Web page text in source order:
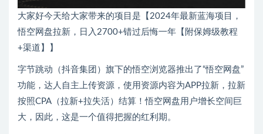
大家好今天给大家带来的项目是【2024年最新蓝海项目，
悟空网盘拉新，日入2700+错过后悔一年【附保姆级教程
+渠道】】
字节跳动（抖音集团）旗下的悟空浏览器推出了“悟空网盘”
功能，达人自主上传资源，使用资源内容为APP拉新，拉新
按照CPA（拉新+拉失活）结算！悟空网盘用户增长空间巨
大，因此，这是一个值得把握的红利期。